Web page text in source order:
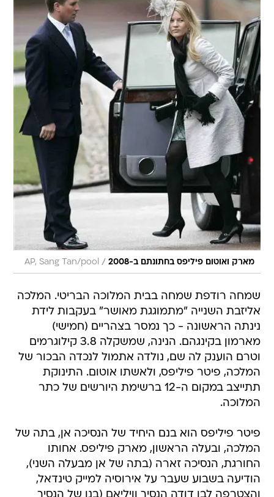
מארק ואוטום פיליפס בחתונתם ב-2008 /
AP, Sang Tan/pool
שמחה רודפת שמחה בבית המלוכה הבריטי. המלכה
אליזבת השנייה "מתמוגגת מאושר" בעקבות לידת
נינתה הראשונה - כך נמסר בצהריים (חמישי)
מארמון בקינגהם. הנינה, שמשקלה 3.8 קילוגרמים
וטרם הוענק לה שם, נולדה אתמול לנכדה הבכור של
המלכה, פיטר פיליפס, ולאשתו אוטום. התינוקת
תתייצב במקום ה-12 ברשימת היורשים של כתר
המלוכה.
פיטר פיליפס הוא בנם היחיד של הנסיכה אן, בתה של
המלכה, ובעלה הראשון, מארק פיליפס. אחותו
החורגת, הנסיכה זארה (בתה של אן מבעלה השני),
הודיעה בשבוע שעבר על אירוסיה למייק טינדאל,
והצטרפה לבן דודה הנסיך וויליאם (בנו של הנסיך